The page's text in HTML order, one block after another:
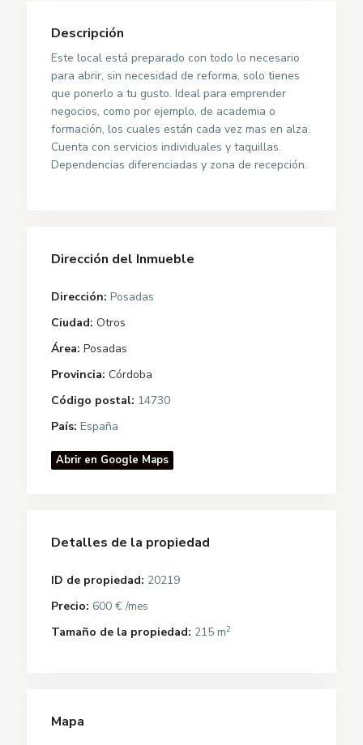
Descripción
Este local está preparado con todo lo necesario
para abrir, sin necesidad de reforma, solo tienes
que ponerlo a tu gusto. Ideal para emprender
negocios, como por ejemplo, de academia o
formación, los cuales están cada vez mas en alza.
Cuenta con servicios individuales y taquillas.
Dependencias diferenciadas y zona de recepción.
Dirección del Inmueble
Dirección: Posadas
Ciudad: Otros
Área: Posadas
Provincia: Córdoba
Código postal: 14730
País: España
Abrir en Google Maps
Detalles de la propiedad
ID de propiedad: 20219
Precio: 600 €/mes
Tamaño de la propiedad: 215 m2
Mapa